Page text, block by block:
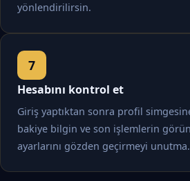
yönlendirilirsin.
Hesabını kontrol et
Giriş yaptıktan sonra profil
bakiye bilgin ve son işlemlerin
ayarlarını gözden geçirmeyi unutma.